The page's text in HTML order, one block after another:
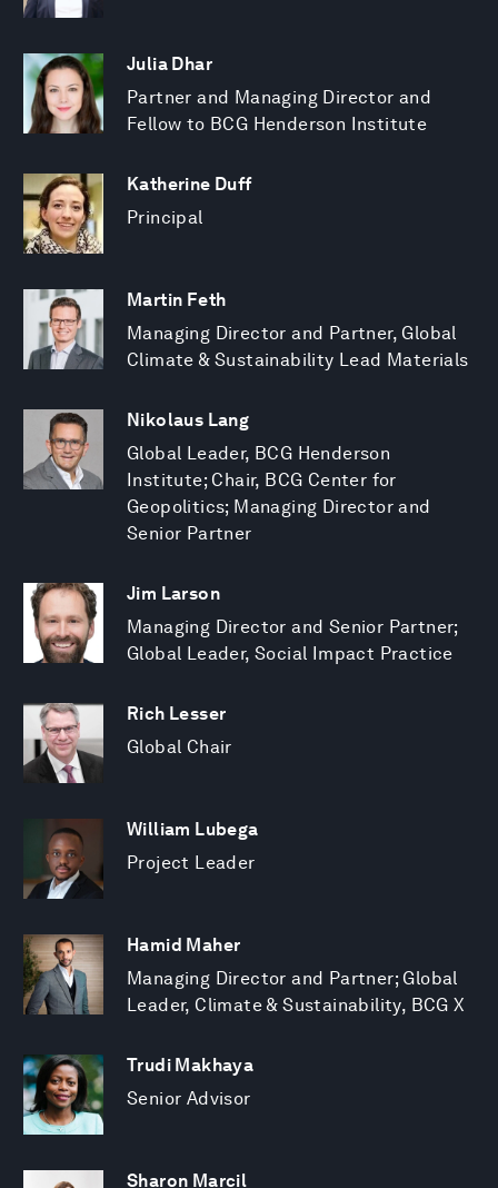
Julia Dhar
Partner and Managing Director and
Fellow to BCG Henderson Institute
Katherine Duff
Principal
Martin Feth
Managing Director and Partner, Global
Climate & Sustainability Lead Materials
Nikolaus Lang
Global Leader, BCG Henderson
Institute; Chair, BCG Center for
Geopolitics; Managing Director and
Senior Partner
Jim Larson
Managing Director and Senior Partner;
Global Leader, Social Impact Practice
Rich Lesser
Global Chair
William Lubega
Project Leader
Hamid Maher
Managing Director and Partner; Global
Leader, Climate & Sustainability, BCG X
Trudi Makhaya
Senior Advisor
Sharon Marcil